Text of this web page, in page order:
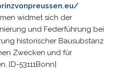
widmet sich der
und Federführung bei
historischer Bausubstanz
Zwecken und für
[D-53111Bonn]